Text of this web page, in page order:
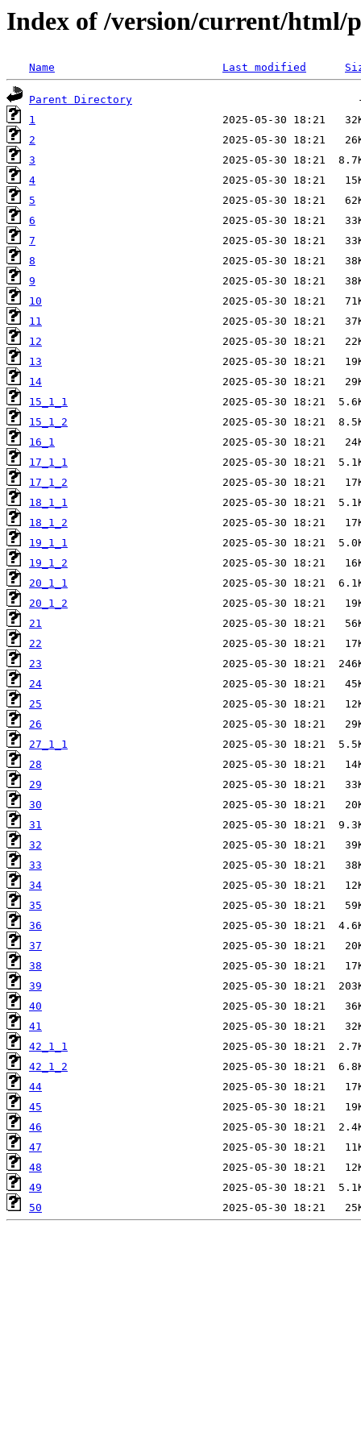
Index of /version/current/html/
Name Last modified
Parent Directory
1
2
3
4
5
6
7
8
9
10
11
12
13
14
15_1_1
15_1_2
16_1
17_1_1
17_1_2
18_1_1
18_1_2
19_1_1
19_1_2
20_1_1
20_1_2
21
22
23
24
25
26
27_1_1
28
29
30
31
32
33
34
35
36
37
38
39
40
41
42_1_1
42_1_2
44
45
46
47
48
49
50